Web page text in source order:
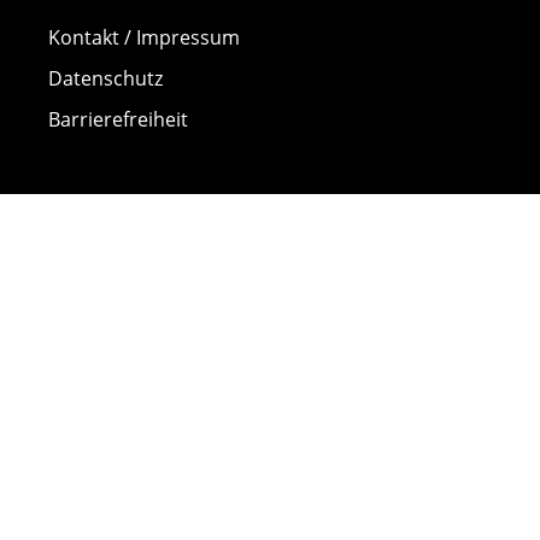
Kontakt / Impressum
Datenschutz
Barrierefreiheit